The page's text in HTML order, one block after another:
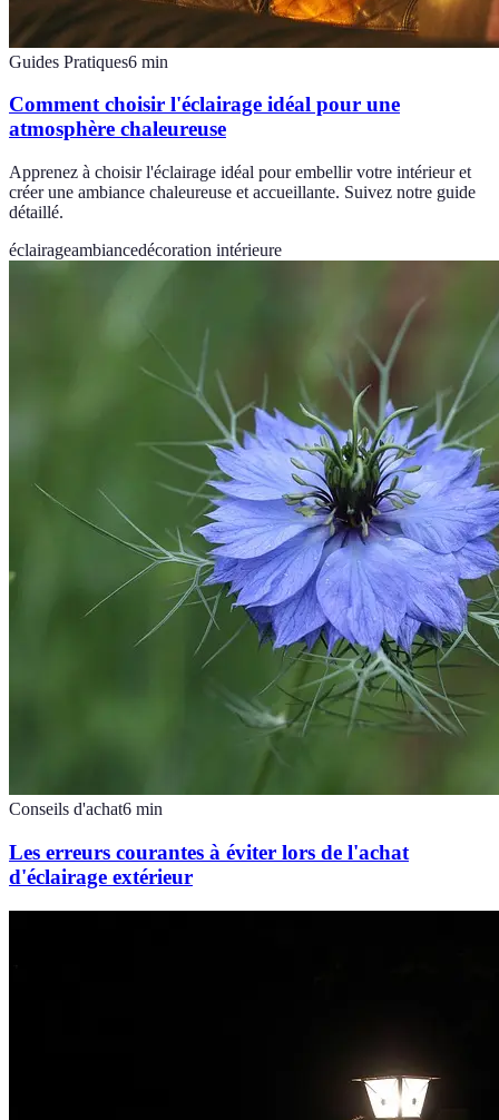
Guides Pratiques6 min
Comment choisir l'éclairage idéal pour une
atmosphère chaleureuse
Apprenez à choisir l'éclairage idéal pour embellir votre intérieur et
créer une ambiance chaleureuse et accueillante. Suivez notre guide
détaillé.
éclairageambiancedécoration intérieure
Conseils d'achat6 min
Les erreurs courantes à éviter lors de l'achat
d'éclairage extérieur